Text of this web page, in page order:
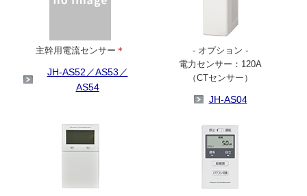
主幹用電流センサー ＊
JH-AS52／AS53／
AS54
- オプション -
電力センサー：120A
（CTセンサー）
JH-AS04